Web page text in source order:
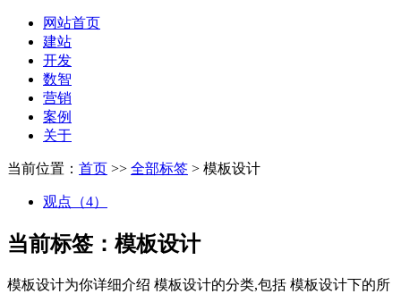
网站首页
建站
开发
数智
营销
案例
关于
当前位置： 首页 >> 全部标签 > 模板设计
观点（4）
当前标签： 模板设计
模板设计为你详细介绍 模板设计的分类,包括 模板设计下的所